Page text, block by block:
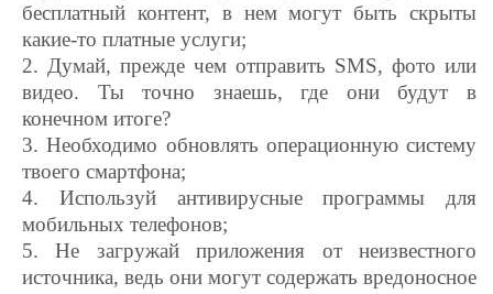
бесплатный контент, в нем могут быть скрыты
какие-то платные услуги;
2. Думай, прежде чем отправить SMS, фото или
видео. Ты точно знаешь, где они будут в
конечном итоге?
3. Необходимо обновлять операционную систему
твоего смартфона;
4. Используй антивирусные программы для
мобильных телефонов;
5. Не загружай приложения от неизвестного
источника, ведь они могут содержать вредоносное